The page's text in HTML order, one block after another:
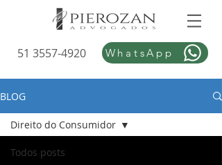
51 3557-4920 WhatsApp
BLOG
Todos posts
Direito do Consumidor